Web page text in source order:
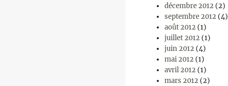
décembre 2012 (2)
septembre 2012 (4)
août 2012 (1)
juillet 2012 (1)
juin 2012 (4)
mai 2012 (1)
avril 2012 (1)
mars 2012 (2)